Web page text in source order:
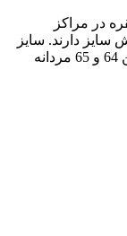
در مراکز
سایز دارند. سایز
رکاب نقره 925 پاریز طبق میل نمره انگشتر بین 64 و 65 مردانه